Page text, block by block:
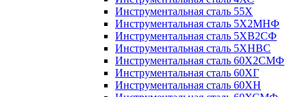
Инструментальная сталь 55Х
Инструментальная сталь 5Х2МНФ
Инструментальная сталь 5ХВ2СФ
Инструментальная сталь 5ХНВС
Инструментальная сталь 60Х2СМФ
Инструментальная сталь 60ХГ
Инструментальная сталь 60ХН